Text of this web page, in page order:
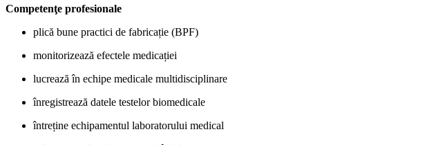
Competenţe profesionale
plică bune practici de fabricație (BPF)
monitorizează efectele medicației
lucrează în echipe medicale multidisciplinare
înregistrează datele testelor biomedicale
întreține echipamentul laboratorului medical